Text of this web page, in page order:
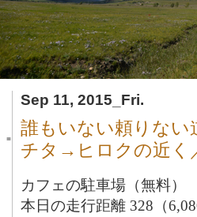
Sep 11, 2015_Fri.
■
誰もいない頼りない
チタ→ヒロクの近く
カフェの駐車場（無料）
本日の走行距離 328（